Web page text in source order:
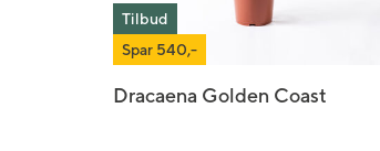
Tilbud
Spar 540,-
Dracaena Golden Coast